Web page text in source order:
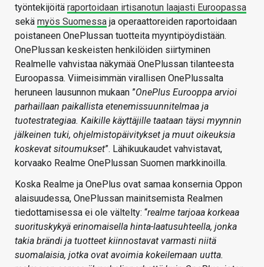
työntekijöitä raportoidaan irtisanotun laajasti Euroopassa
sekä myös Suomessa ja operaattoreiden raportoidaan
poistaneen OnePlussan tuotteita myyntipöydistään.
OnePlussan keskeisten henkilöiden siirtyminen
Realmelle vahvistaa näkymää OnePlussan tilanteesta
Euroopassa. Viimeisimmän virallisen OnePlussalta
heruneen lausunnon mukaan ”OnePlus Eurooppa arvioi
parhaillaan paikallista etenemissuunnitelmaa ja
tuotestrategiaa. Kaikille käyttäjille taataan täysi myynnin
jälkeinen tuki, ohjelmistopäivitykset ja muut oikeuksia
koskevat sitoumukset”. Lähikuukaudet vahvistavat,
korvaako Realme OnePlussan Suomen markkinoilla.
Koska Realme ja OnePlus ovat samaa konsernia Oppon
alaisuudessa, OnePlussan mainitsemista Realmen
tiedottamisessa ei ole vältelty: “realme tarjoaa korkeaa
suorituskykyä erinomaisella hinta-laatusuhteella, jonka
takia brändi ja tuotteet kiinnostavat varmasti niitä
suomalaisia, jotka ovat avoimia kokeilemaan uutta.